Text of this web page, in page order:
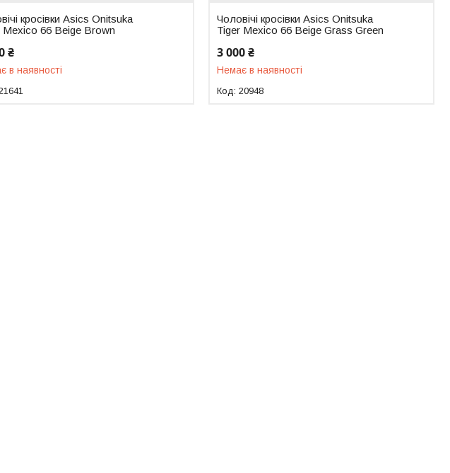
кросівки Asics Onitsuka
Mexico 66 Beige Brown
₴
в наявності
Чоловічі кросівки Asics Onitsuka
Tiger Mexico 66 Beige Grass Green
3 000 ₴
Немає в наявності
20948